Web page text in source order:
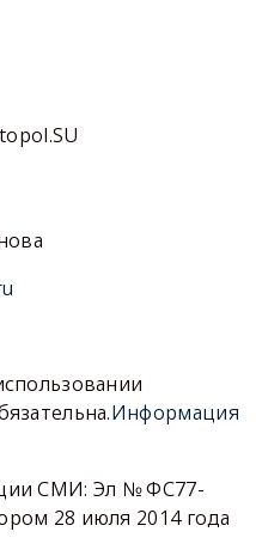
Информация
СМИ: Эл № ФС77-
28 июля 2014 года